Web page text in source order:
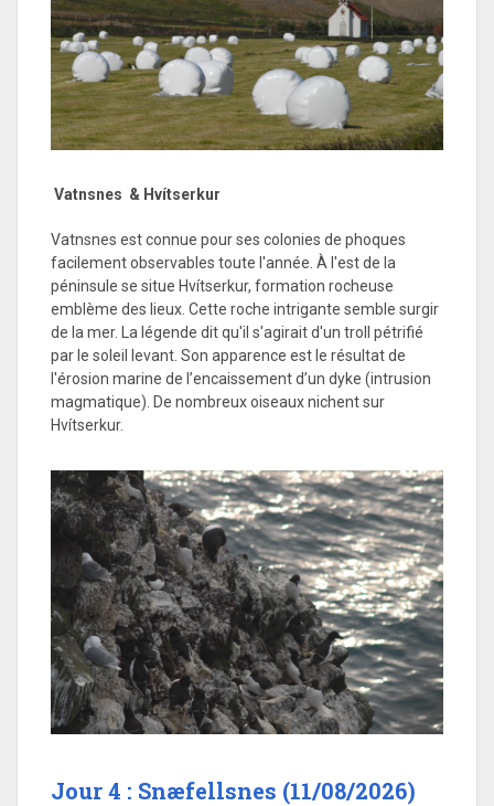
Vatnsnes & Hvítserkur
Vatnsnes est connue pour ses colonies de phoques
facilement observables toute l'année. À l'est de la
péninsule se situe Hvítserkur, formation rocheuse
emblème des lieux. Cette roche intrigante semble surgir
de la mer. La légende dit qu'il s'agirait d'un troll pétrifié
par le soleil levant. Son apparence est le résultat de
l'érosion marine de l’encaissement d’un dyke (intrusion
magmatique). De nombreux oiseaux nichent sur
Hvítserkur.
Jour 4 : Snæfellsnes (11/08/2026)